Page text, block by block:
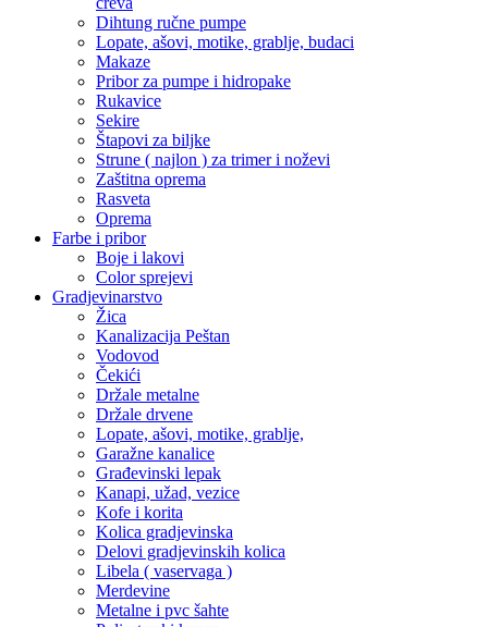
Dihtung ručne pumpe
Lopate, ašovi, motike, grablje, budaci
Makaze
Pribor za pumpe i hidropake
Rukavice
Sekire
Štapovi za biljke
Strune ( najlon ) za trimer i noževi
Zaštitna oprema
Rasveta
Oprema
Farbe i pribor
Boje i lakovi
Color sprejevi
Gradjevinarstvo
Žica
Kanalizacija Peštan
Vodovod
Čekići
Držale metalne
Držale drvene
Lopate, ašovi, motike, grablje,
Garažne kanalice
Građevinski lepak
Kanapi, užad, vezice
Kofe i korita
Kolica gradjevinska
Delovi gradjevinskih kolica
Libela ( vaservaga )
Merdevine
Metalne i pvc šahte